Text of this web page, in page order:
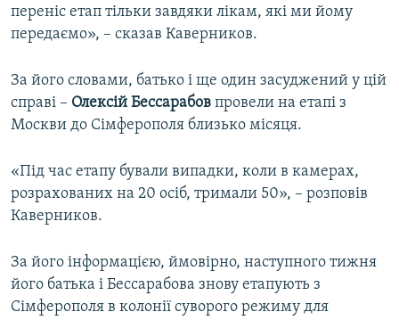
переніс етап тільки завдяки лікам, які ми йому
передаємо», – сказав Каверников.
За його словами, батько і ще один засуджений у цій
справі – Олексій Бессарабов провели на етапі з
Москви до Сімферополя близько місяця.
«Під час етапу бували випадки, коли в камерах,
розрахованих на 20 осіб, тримали 50», – розповів
Каверников.
За його інформацією, ймовірно, наступного тижня
його батька і Бессарабова знову етапують з
Сімферополя в колонії суворого режиму для